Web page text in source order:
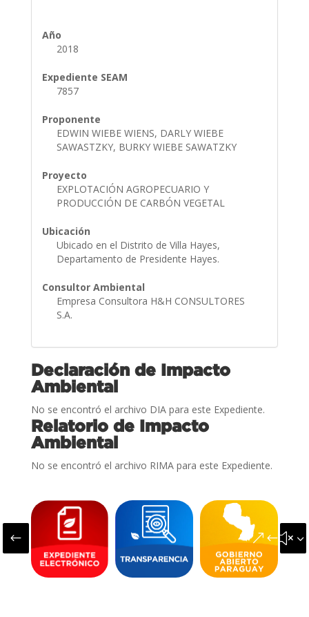
Año
2018
Expediente SEAM
7857
Proponente
EDWIN WIEBE WIENS, DARLY WIEBE
SAWASTZKY, BURKY WIEBE SAWATZKY
Proyecto
EXPLOTACIÓN AGROPECUARIO Y
PRODUCCIÓN DE CARBÓN VEGETAL
Ubicación
Ubicado en el Distrito de Villa Hayes,
Departamento de Presidente Hayes.
Consultor Ambiental
Empresa Consultora H&H CONSULTORES
S.A.
Declaración de Impacto
Ambiental
No se encontró el archivo DIA para este Expediente.
Relatorio de Impacto
Ambiental
No se encontró el archivo RIMA para este Expediente.
#